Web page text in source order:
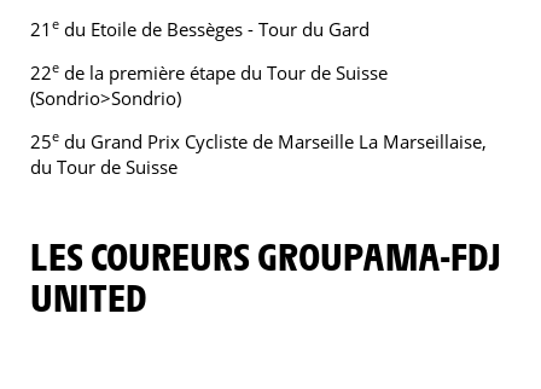
21 e du Etoile de Bessèges - Tour du Gard
22e de la première étape du Tour de Suisse
(Sondrio>Sondrio)
25e du Grand Prix Cycliste de Marseille La Marseillaise,
du Tour de Suisse
LES COUREURS GROUPAMA-FDJ
UNITED